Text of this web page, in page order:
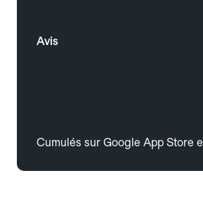
Avis
Cumulés sur Google App Store